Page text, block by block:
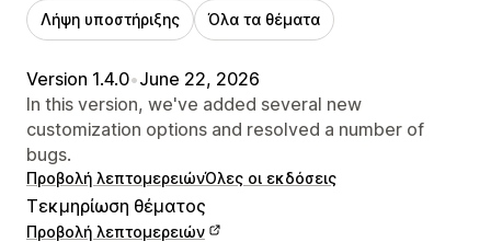
Λήψη υποστήριξης Όλα τα θέματα
Version 1.4.0•June 22, 2026
In this version, we've added several new
customization options and resolved a number of
bugs.
Προβολή λεπτομερειώνΌλες οι εκδόσεις
Τεκμηρίωση θέματος
Προβολή λεπτομερειών